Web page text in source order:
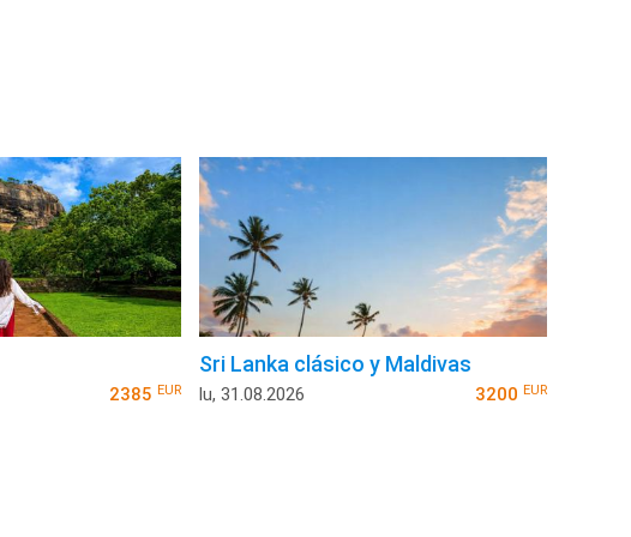
2385EUR
Sri Lanka clásico y Maldivas
lu, 31.08.2026 3200 EUR